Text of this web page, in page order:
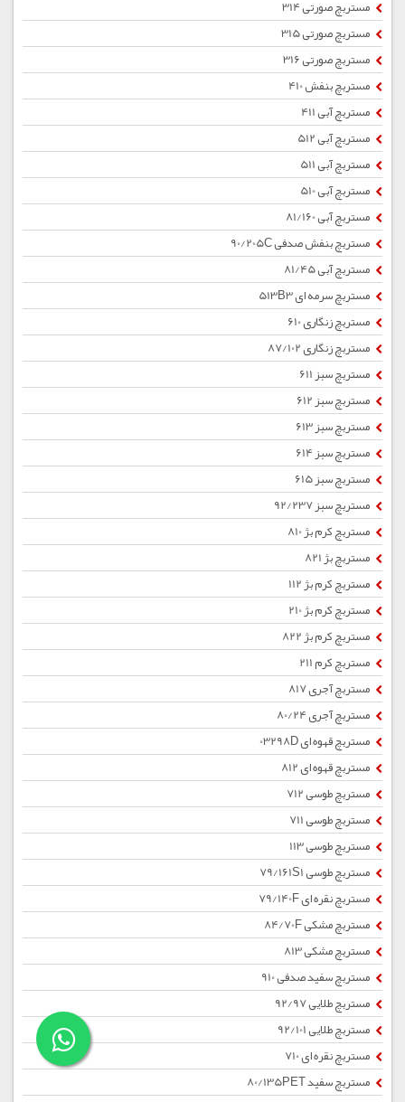
مستربچ صورتی 314
مستربچ صورتی 315
مستربچ صورتی 316
مستربچ بنفش 410
مستربچ آبی 411
مستربچ آبی 512
مستربچ آبی 511
مستربچ آبی 510
مستربچ آبی 81/160
مستربچ بنفش صدفی 90/205C
مستربچ آبی 81/45
مستربچ سرمه ای 513B3
مستربچ زنگاری 610
مستربچ زنگاری 87/102
مستربچ سبز 611
مستربچ سبز 612
مستربچ سبز 613
مستربچ سبز 614
مستربچ سبز 615
مستربچ سبز 92/237
مستربچ کرم بژ 810
مستربچ بژ 821
مستربچ کرم بژ 112
مستربچ کرم بژ 210
مستربچ کرم بژ 822
مستربچ کرم 211
مستربچ آجری 817
مستربچ آجری 80/24
مستربچ قهوه ای 03298D
مستربچ قهوه ای 812
مستربچ طوسی 712
مستربچ طوسی 711
مستربچ طوسی 113
مستربچ طوسی 79/161S1
مستربچ نقره ای 79/140F
مستربچ مشکی 84/70F
مستربچ مشکی 813
مستربچ سفید صدفی 910
مستربچ طلایی 92/97
مستربچ طلایی 92/101
مستربچ نقره ای 710
مستربچ سفید 80/135PET